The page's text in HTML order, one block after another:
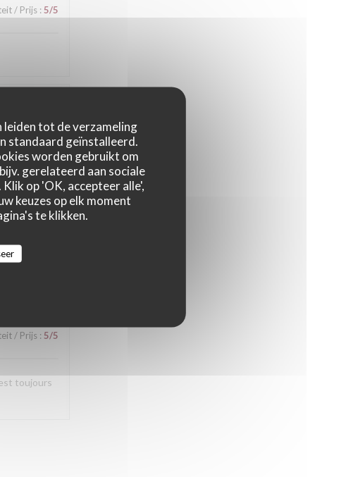
leiden tot de verzameling
standaard geïnstalleerd.
worden gebruikt om
gerelateerd aan sociale
op 'OK, accepteer alle',
keuzes op elk moment
te klikken.
/ Prijs: 5/5
/ Prijs : 5/5
toujours